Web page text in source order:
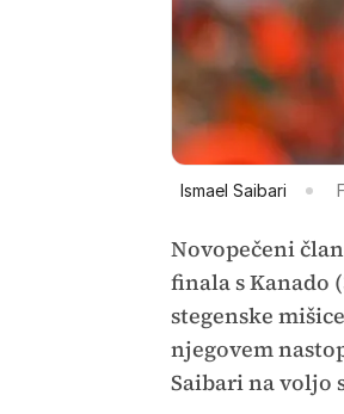
Ismael Saibari
Novopečeni
finala s Kanado
stegenske
njegovem
Saibari na voljo